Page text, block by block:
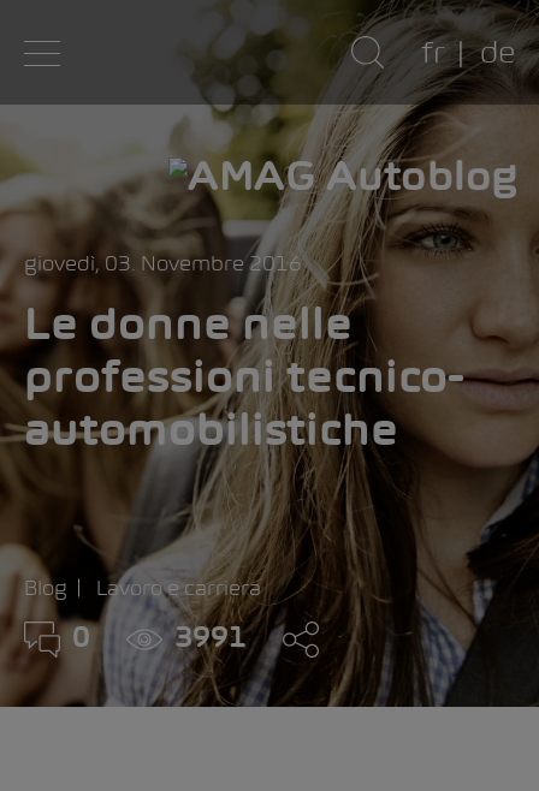
fr de
giovedì, 03. Novembre 2016
Le donne nelle
professioni tecnico-
automobilistiche
Blog Lavoro e carriera
0 3991